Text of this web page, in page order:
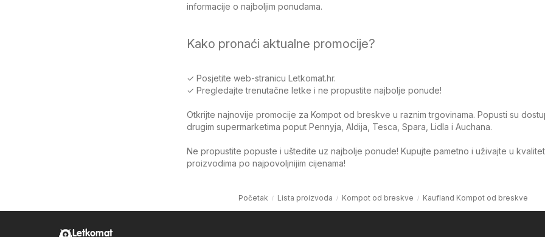
informacije o najboljim ponudama.
Kako pronaći aktualne promocije?
✓ Posjetite web-stranicu Letkomat.hr.
✓ Pregledajte trenutačne letke i ne propustite najbolje ponude!
Otkrijte najnovije promocije za Kompot od breskve u raznim trgovinama. Popusti su
drugim supermarketima poput Pennyja, Aldija, Tesca, Spara, Lidla i Auchana.
Ne propustite popuste i uštedite uz najbolje ponude! Kupujte pametno i uživajte u
proizvodima po najpovoljnijim cijenama!
Početak Lista proizvoda Kompot od breskve Kaufland Kompot od breskve
Letkomat